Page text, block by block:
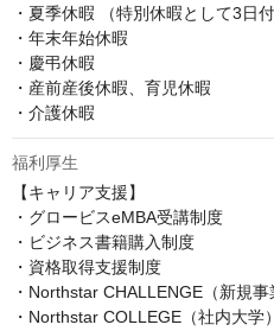
・夏季休暇 （特別休暇として3日付
・年末年始休暇
・慶弔休暇
・産前産後休暇、育児休暇
・介護休暇
福利厚生
【キャリア支援】
・グロービスeMBA受講制度
・ビジネス書籍購入制度
・資格取得支援制度
・Northstar CHALLENGE（新規事
・Northstar COLLEGE（社内大学）